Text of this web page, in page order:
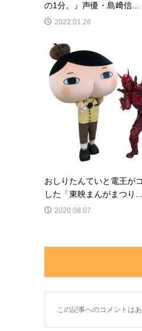
の1分。』声優・島﨑信...
2022.01.26
おしりたんていと電王が
した「東映まんがまつり...
2020.08.07
この記事へのコメントはあ